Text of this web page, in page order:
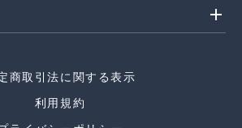
add
商取引法に関する表示
利用規約